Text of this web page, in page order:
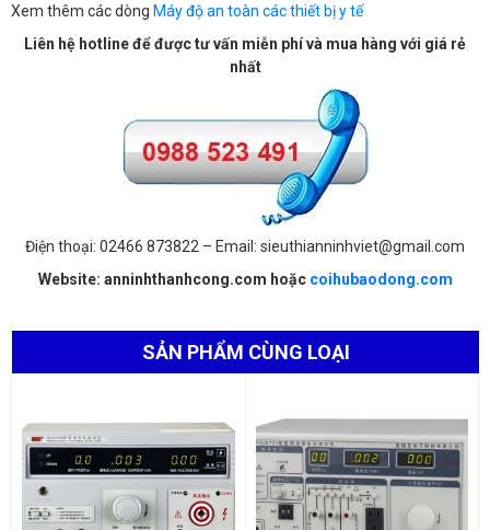
Xem thêm các dòng Máy độ an toàn các thiết bị y tế
Liên hệ hotline để được tư vấn miễn phí và mua hàng với giá rẻ
nhất
Điện thoại: 02466 873822 – Email: sieuthianninhviet@gmail.com
Website: anninhthanhcong.com hoặc coihubaodong.com
SẢN PHẨM CÙNG LOẠI